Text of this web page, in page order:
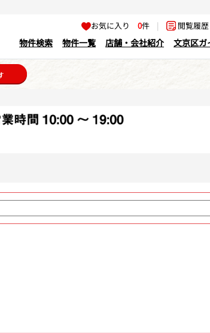
お気に入り0件 | 閲覧履
物件検索 物件一覧 店舗・会社紹介 文京区ガ